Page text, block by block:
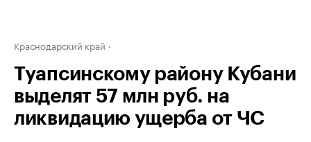
Краснодарский край
Туапсинскому району Кубани
выделят 57 млн руб. на
ликвидацию ущерба от ЧС